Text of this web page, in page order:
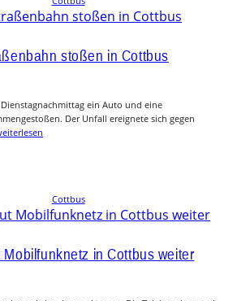
stoßen in Cottbus
ein Auto und eine
Der Unfall ereignete sich gegen
Cottbus
Mobilfunknetz in Cottbus weiter